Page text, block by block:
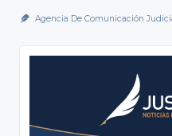
Agencia De Comunicación